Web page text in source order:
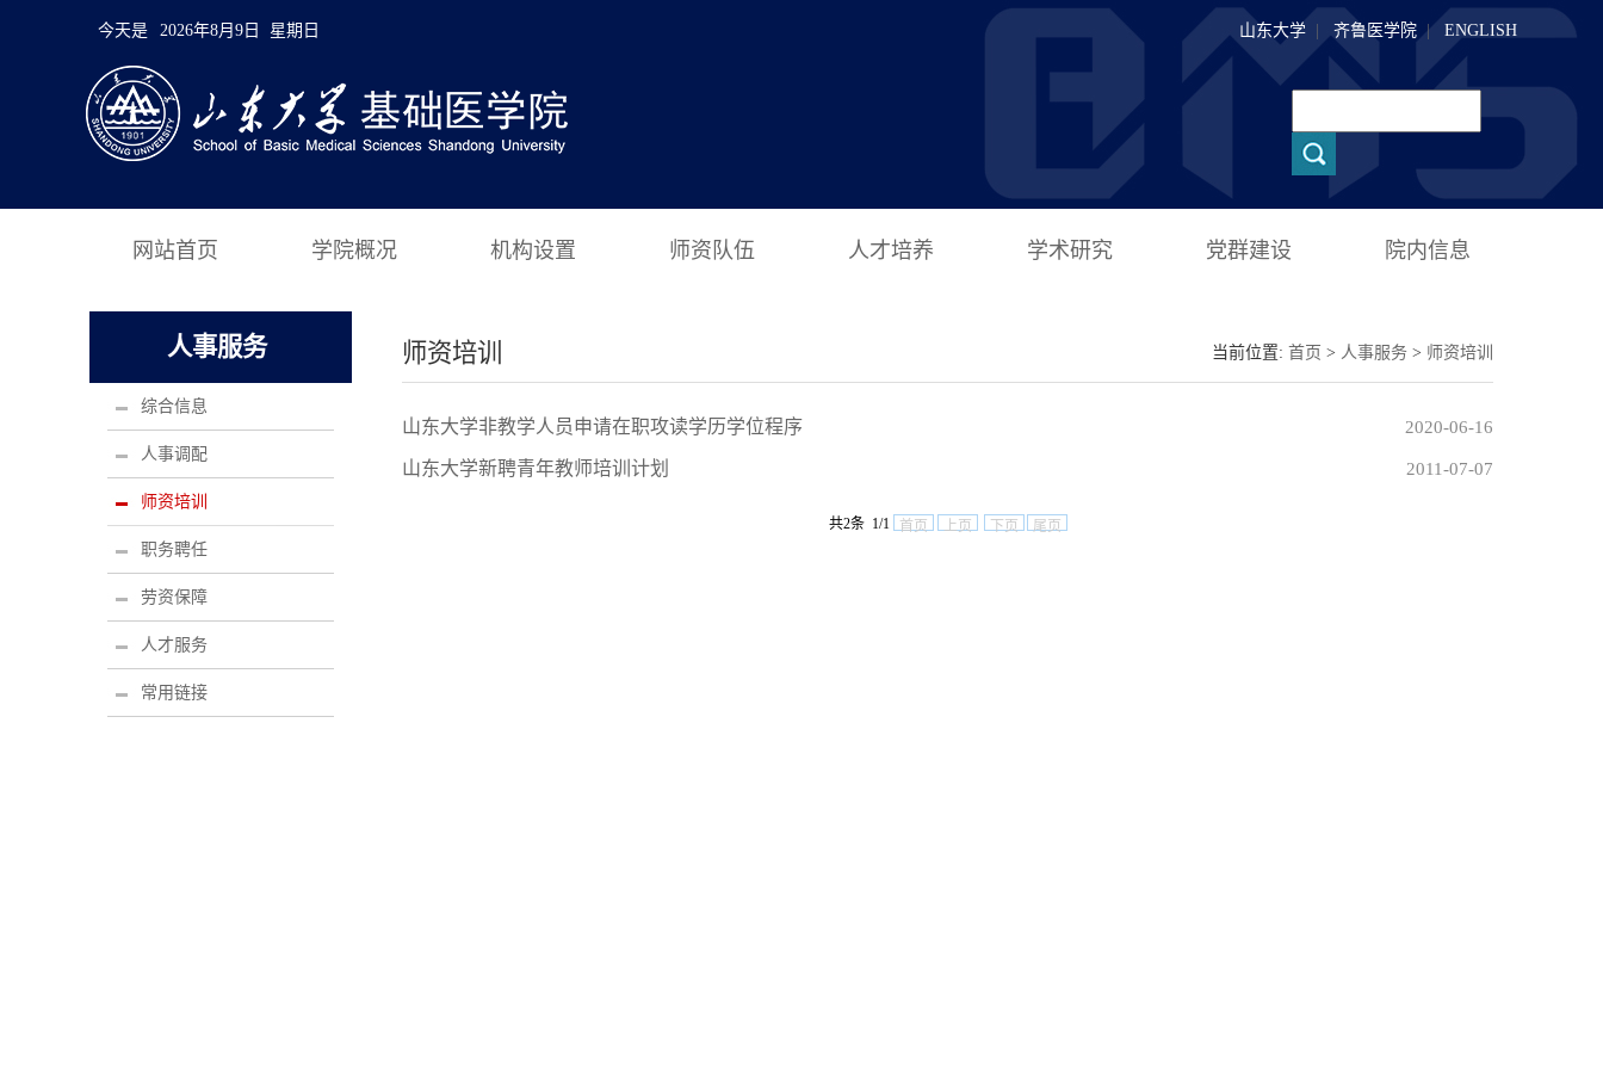
今天是 2026年8月9日 星期日 山东大学 齐鲁医学院 | ENGLISH
网站首页 学院概况 机构设置 师资队伍 人才培养 学术研究 党群建设 院内信息
人事服务
综合信息
人事调配
师资培训
职务聘任
劳资保障
人才服务
常用链接
师资培训 当前位置: 首页 > 人事服务 > 师资培训
山东大学非教学人员申请在职攻读学历学位程序 2020-06-16
山东大学新聘青年教师培训计划 2011-07-07
共2条 1/1 首页 上页 下页 尾页